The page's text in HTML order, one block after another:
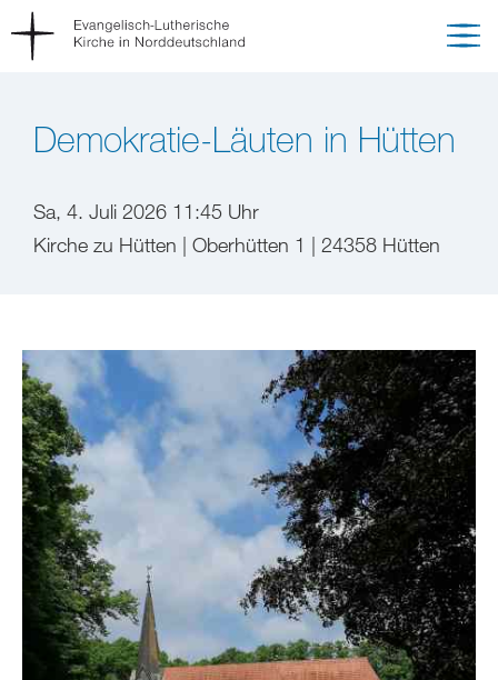
Demokratie-Läuten in Hütten
Sa, 4. Juli 2026 11:45 Uhr
Kirche zu Hütten | Oberhütten 1 | 24358 Hütten